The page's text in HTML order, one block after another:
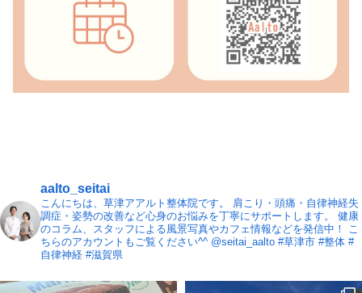
aalto_seitai
こんにちは、草津アアルト整体院です。
肩こり・頭痛・自律神経失
調症・姿勢の改善など心身のお悩みを丁寧にサポートします。
健康
のコラム、スタッフによる風景写真やカフェ情報などを発信中！
こ
ちらのアカウントもご覧ください^^ @seitai_aalto #草津市 #整体 #
自律神経 #滋賀県